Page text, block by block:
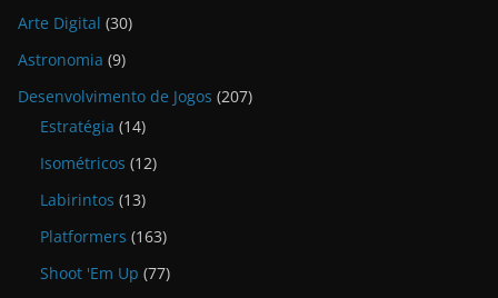
Arte Digital (30)
Astronomia (9)
Desenvolvimento de Jogos (207)
Estratégia (14)
Isométricos (12)
Labirintos (13)
Platformers (163)
Shoot 'Em Up (77)